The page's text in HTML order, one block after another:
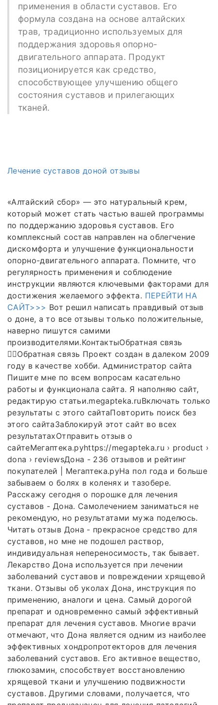
применения в области суставов. Его
формула создана на основе алтайских
трав, традиционно используемых для
поддержания здоровья опорно-
двигательного аппарата. Продукт
позиционируется как средство,
способствующее улучшению общего
состояния суставов и прилегающих
тканей.
Лечение суставов доной отзывы
«Алтайский сбор» — это натуральный крем,
который может стать частью вашей программы
по поддержанию здоровья суставов. Его
комплексный состав направлен на облегчение
дискомфорта и улучшение функциональности
опорно-двигательного аппарата. Помните, что
регулярность применения и соблюдение
инструкции являются ключевыми факторами для
достижения желаемого эффекта. ПЕРЕЙТИ НА
САЙТ>>> Вот решил написать правдивый отзыв
о доне, а то все отзывы только положительные,
наверно пишутся самими
производителями.КонтактыОбратная связь
👨‍⚕️Обратная связь Проект создан в далеком 2009
году в качестве хобби. Администратор сайта
Пишите мне по всем вопросам касательно
работы и функционала сайта. Я наполняю сайт,
редактирую статьи.megapteka.ruВключать только
результаты с этого сайтаПовторить поиск без
этого сайтаЗаблокируй этот сайт во всех
результатахОтправить отзыв о
сайтеМегаптека.руhttps://megapteka.ru › product ›
dona › reviewsДона - 236 отзывов и рейтинг
покупателей | Мегаптека.руНа пол года и больше
забываем о болях в коленях и тазобере.
Расскажу сегодня о порошке для лечения
суставов - Дона. Самолечением заниматься не
рекомендую, но результатами мужа поделюсь.
Читать отзыв Дона - прекрасное средство для
суставов, но мне не подошел раствор,
индивидуальная непереносимость, так бывает.
Лекарство Дона используется при лечении
заболеваний суставов и повреждении хрящевой
ткани. Отзывы об уколах Дона, инструкция по
применению, аналоги и цена. Самый дорогой
препарат и одновременно самый эффективный
препарат для лечения суставов. Многие врачи
отмечают, что Дона является одним из наиболее
эффективных хондропротекторов для лечения
заболеваний суставов. Его активное вещество,
глюкозамин, способствует восстановлению
хрящевой ткани и улучшению подвижности
суставов. Другими словами, получается, что